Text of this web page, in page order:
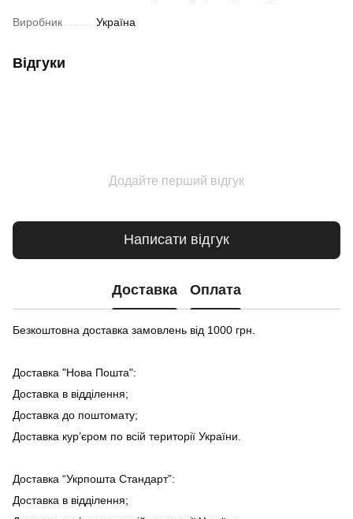
Виробник Україна
Відгуки
Додайте перший відгук
Написати відгук
Доставка Оплата
Безкоштовна доставка замовлень від 1000 грн.
Доставка "Нова Пошта":
Доставка в відділення;
Доставка до поштомату;
Доставка кур’єром по всій території України.
Доставка “Укрпошта Стандарт”:
Доставка в відділення;